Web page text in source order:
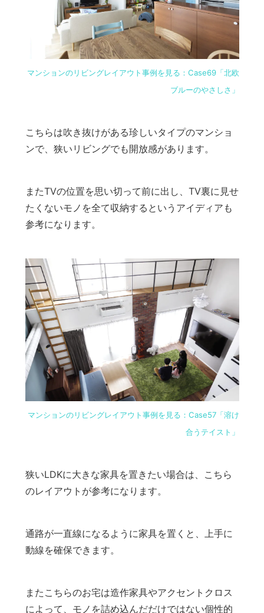
マンションのリビングレイアウト事例を見る：Case69「北欧
ブルーのやさしさ」
こちらは吹き抜けがある珍しいタイプのマンショ
ンで、狭いリビングでも開放感があります。
またTVの位置を思い切って前に出し、TV裏に見せ
たくないモノを全て収納するというアイディアも
参考になります。
マンションのリビングレイアウト事例を見る：Case57「溶け
合うテイスト」
狭いLDKに大きな家具を置きたい場合は、こちら
のレイアウトが参考になります。
通路が一直線になるように家具を置くと、上手に
動線を確保できます。
またこちらのお宅は造作家具やアクセントクロス
によって、モノを詰め込んだだけではない個性的